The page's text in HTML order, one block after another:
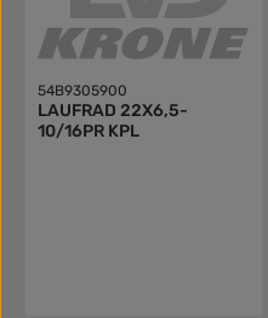
54B9305900
LAUFRAD 22X6,5-
10/16PR KPL